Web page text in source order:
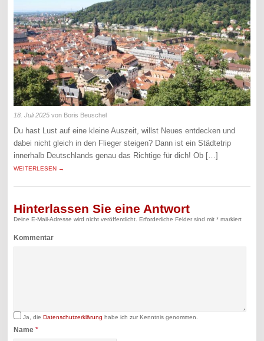
18. Juli 2025 von Boris Beuschel
Du hast Lust auf eine kleine Auszeit, willst Neues entdecken und
dabei nicht gleich in den Flieger steigen? Dann ist ein Städtetrip
innerhalb Deutschlands genau das Richtige für dich! Ob […]
WEITERLESEN →
Hinterlassen Sie eine Antwort
Deine E-Mail-Adresse wird nicht veröffentlicht. Erforderliche Felder sind mit* markiert
Kommentar
Ja, dieDatenschutzerklärung habe ich zur Kenntnis genommen.
Name*